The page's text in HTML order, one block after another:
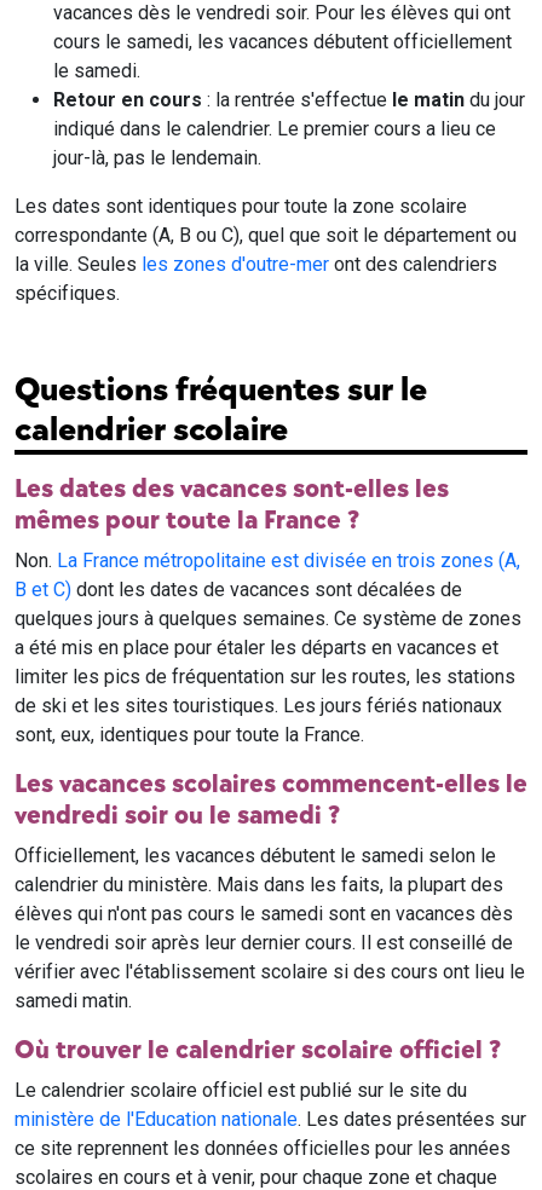
vacances dès le vendredi soir. Pour les élèves qui ont
cours le samedi, les vacances débutent officiellement
le samedi.
Retour en cours : la rentrée s'effectue le matin du jour
indiqué dans le calendrier. Le premier cours a lieu ce
jour-là, pas le lendemain.
Les dates sont identiques pour toute la zone scolaire
correspondante (A, B ou C), quel que soit le département ou
la ville. Seules les zones d'outre-mer ont des calendriers
spécifiques.
Questions fréquentes sur le
calendrier scolaire
Les dates des vacances sont-elles les
mêmes pour toute la France ?
Non. La France métropolitaine est divisée en trois zones (A,
B et C) dont les dates de vacances sont décalées de
quelques jours à quelques semaines. Ce système de zones
a été mis en place pour étaler les départs en vacances et
limiter les pics de fréquentation sur les routes, les stations
de ski et les sites touristiques. Les jours fériés nationaux
sont, eux, identiques pour toute la France.
Les vacances scolaires commencent-elles le
vendredi soir ou le samedi ?
Officiellement, les vacances débutent le samedi selon le
calendrier du ministère. Mais dans les faits, la plupart des
élèves qui n'ont pas cours le samedi sont en vacances dès
le vendredi soir après leur dernier cours. Il est conseillé de
vérifier avec l'établissement scolaire si des cours ont lieu le
samedi matin.
Où trouver le calendrier scolaire officiel ?
Le calendrier scolaire officiel est publié sur le site du
ministère de l'Education nationale. Les dates présentées sur
ce site reprennent les données officielles pour les années
scolaires en cours et à venir, pour chaque zone et chaque